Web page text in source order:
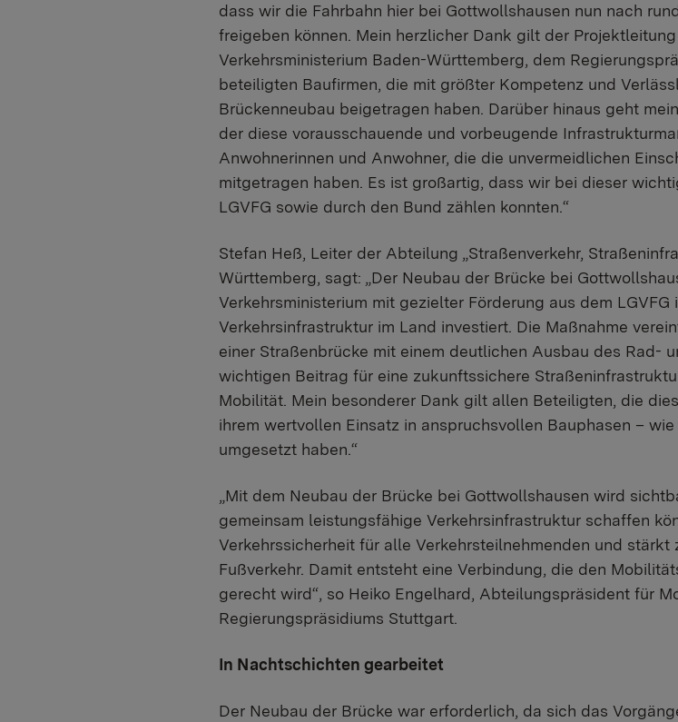
dass wir die Fahrbahn hier bei Gottwollshausen nun nach
freigeben können. Mein herzlicher Dank gilt der
Verkehrsministerium Baden-Württemberg, dem
beteiligten Baufirmen, die mit größter Kompetenz und
Brückenneubau beigetragen haben. Darüber hinaus geht
der diese vorausschauende und vorbeugende
Anwohnerinnen und Anwohner, die die unvermeidlichen
mitgetragen haben. Es ist großartig, dass wir bei dieser
LGVFG sowie durch den Bund zählen konnten.“
Stefan Heß, Leiter der Abteilung „Straßenverkehr,
Württemberg, sagt: „Der Neubau der Brücke bei
Verkehrsministerium mit gezielter Förderung aus dem
Verkehrsinfrastruktur im Land investiert. Die Maßnahme
einer Straßenbrücke mit einem deutlichen Ausbau des Rad-
wichtigen Beitrag für eine zukunftssichere
Mobilität. Mein besonderer Dank gilt allen Beteiligten, die
ihrem wertvollen Einsatz in anspruchsvollen Bauphasen –
umgesetzt haben.“
„Mit dem Neubau der Brücke bei Gottwollshausen wird
gemeinsam leistungsfähige Verkehrsinfrastruktur schaffen
Verkehrssicherheit für alle Verkehrsteilnehmenden und
Fußverkehr. Damit entsteht eine Verbindung, die den
gerecht wird“, so Heiko Engelhard, Abteilungspräsident für
Regierungspräsidiums Stuttgart.
In Nachtschichten gearbeitet
Der Neubau der Brücke war erforderlich, da sich das